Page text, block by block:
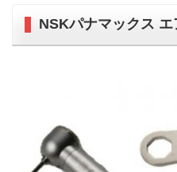
NSKパナマックス